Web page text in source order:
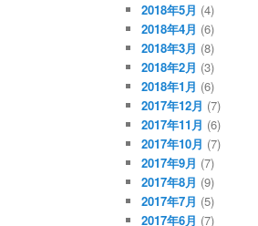
2018年5月 (4)
2018年4月 (6)
2018年3月 (8)
2018年2月 (3)
2018年1月 (6)
2017年12月 (7)
2017年11月 (6)
2017年10月 (7)
2017年9月 (7)
2017年8月 (9)
2017年7月 (5)
2017年6月 (7)